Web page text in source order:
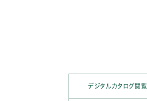
デジタルカタログ閲覧